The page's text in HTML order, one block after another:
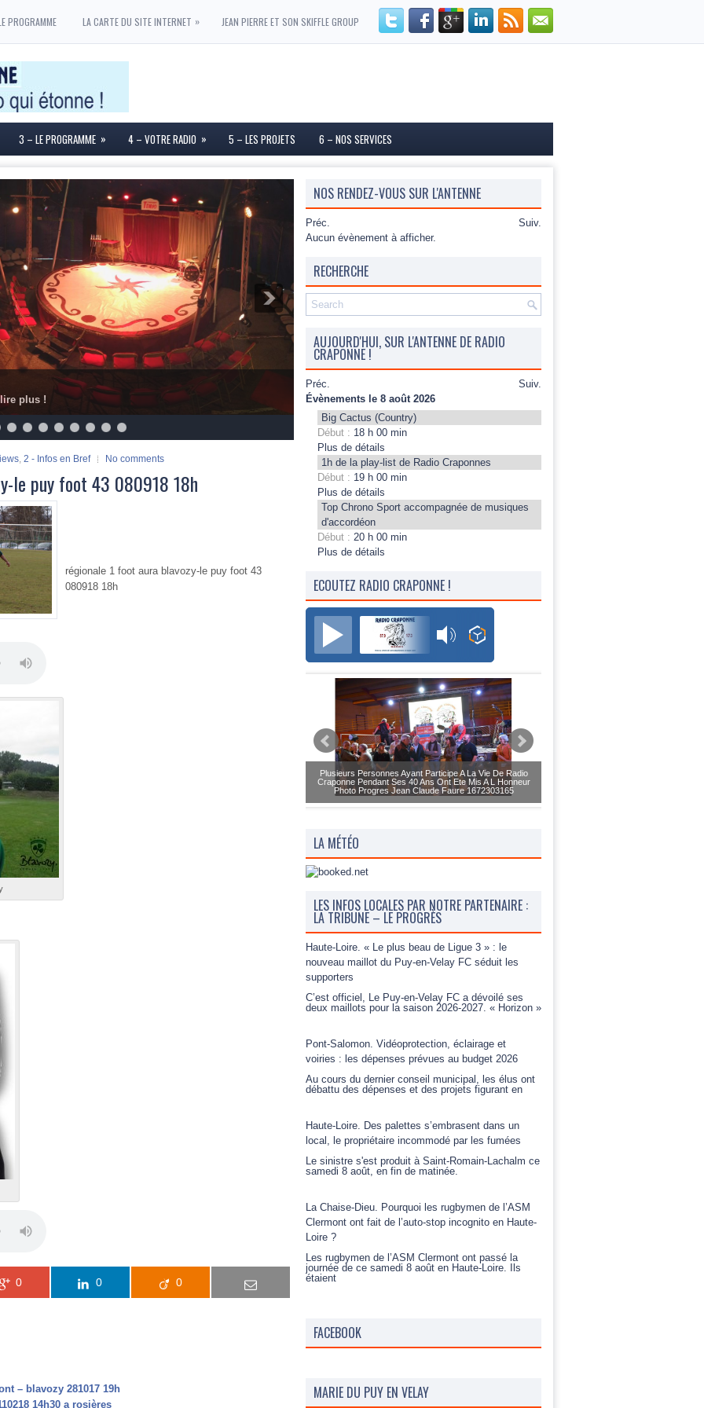
PROGRAMME LA CARTE DU SITE INTERNET » JEAN PIERRE ET SON SKIFFLE GROUP
3 – LE PROGRAMME » 4 – VOTRE RADIO » 5 – LES PROJETS 6 – NOS SERVICES
plus !
, 2 - Infos en Bref No comments
le puy foot 43 080918 18h
régionale 1 foot aura blavozy-le puy foot 43
080918 18h
0 0 0
– blavozy 281017 19h
14h30 a rosières
NOS RENDEZ-VOUS SUR L'ANTENNE
Préc.
Suiv.
Aucun évènement à afficher.
RECHERCHE
AUJOURD'HUI, SUR L'ANTENNE DE RADIO
CRAPONNE !
Préc.
Suiv.
Évènements le 8 août 2026
Big Cactus (Country)
Début : 18 h 00 min
Plus de détails
1h de la play-list de Radio Craponnes
Début : 19 h 00 min
Plus de détails
Top Chrono Sport accompagnée de musiques
d'accordéon
Début : 20 h 00 min
Plus de détails
ECOUTEZ RADIO CRAPONNE !
Radio Craponne FM
Plusieurs Personnes Ayant Participe A La Vie De Radio
Craponne Pendant Ses 40 Ans Ont Ete Mis A L Honneur
Photo Progres Jean Claude Faure 1672303165
LA MÉTÉO
LES INFOS LOCALES PAR NOTRE PARTENAIRE :
LA TRIBUNE – LE PROGRÈS
Haute-Loire. « Le plus beau de Ligue 3 » : le
nouveau maillot du Puy-en-Velay FC séduit les
supporters
C’est officiel, Le Puy-en-Velay FC a dévoilé ses
deux maillots pour la saison 2026-2027. « Horizon »
Pont-Salomon. Vidéoprotection, éclairage et
voiries : les dépenses prévues au budget 2026
Au cours du dernier conseil municipal, les élus ont
débattu des dépenses et des projets figurant en
Haute-Loire. Des palettes s’embrasent dans un
local, le propriétaire incommodé par les fumées
Le sinistre s'est produit à Saint-Romain-Lachalm ce
samedi 8 août, en fin de matinée.
La Chaise-Dieu. Pourquoi les rugbymen de l’ASM
Clermont ont fait de l’auto-stop incognito en Haute-
Loire ?
Les rugbymen de l’ASM Clermont ont passé la
journée de ce samedi 8 août en Haute-Loire. Ils
étaient
FACEBOOK
MARIE DU PUY EN VELAY